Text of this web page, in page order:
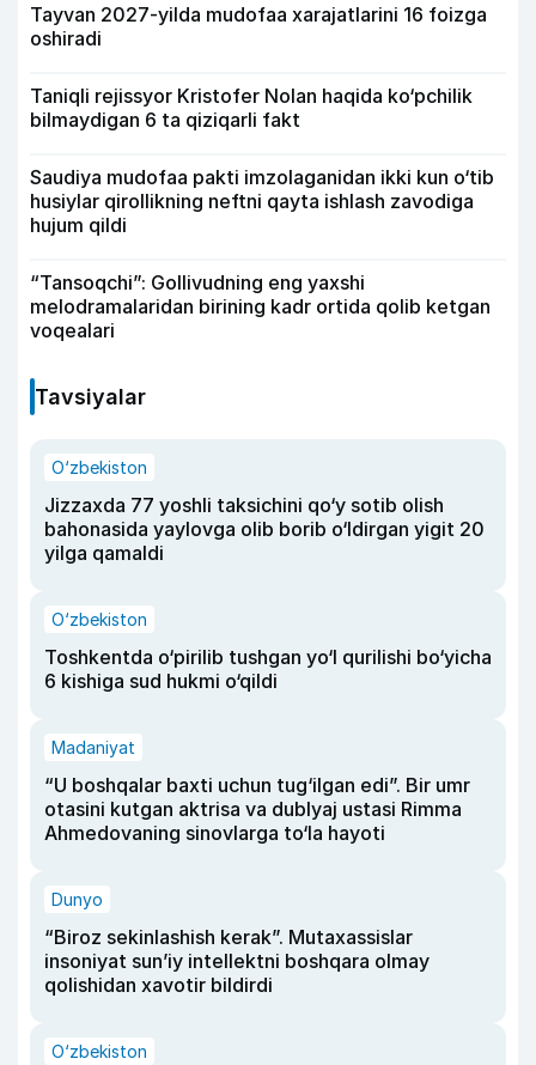
Tayvan 2027-yilda mudofaa xarajatlarini 16 foizga
oshiradi
Taniqli rejissyor Kristofer Nolan haqida ko‘pchilik
bilmaydigan 6 ta qiziqarli fakt
Saudiya mudofaa pakti imzolaganidan ikki kun o‘tib
husiylar qirollikning neftni qayta ishlash zavodiga
hujum qildi
“Tansoqchi”: Gollivudning eng yaxshi
melodramalaridan birining kadr ortida qolib ketgan
voqealari
Tavsiyalar
O‘zbekiston
Jizzaxda 77 yoshli taksichini qo‘y sotib olish
bahonasida yaylovga olib borib o‘ldirgan yigit 20
yilga qamaldi
O‘zbekiston
Toshkentda o‘pirilib tushgan yo‘l qurilishi bo‘yicha
6 kishiga sud hukmi o‘qildi
Madaniyat
“U boshqalar baxti uchun tug‘ilgan edi”. Bir umr
otasini kutgan aktrisa va dublyaj ustasi Rimma
Ahmedovaning sinovlarga to‘la hayoti
Dunyo
“Biroz sekinlashish kerak”. Mutaxassislar
insoniyat sun’iy intellektni boshqara olmay
qolishidan xavotir bildirdi
O‘zbekiston